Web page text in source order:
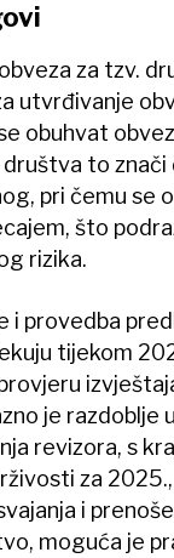
za tzv.
utvrđivanje
obuhvat
to
pri čemu se
što
rizika.
i provedba
tijekom
je razdoblje
revizora, s
za
i
moguća je